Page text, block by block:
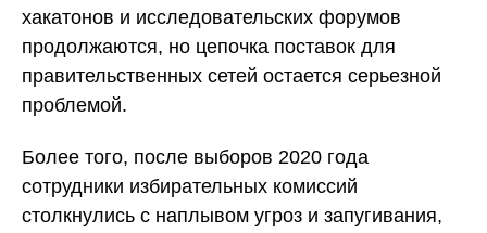
хакатонов и исследовательских форумов
продолжаются, но цепочка поставок для
правительственных сетей остается серьезной
проблемой.
Более того, после выборов 2020 года
сотрудники избирательных комиссий
столкнулись с наплывом угроз и запугивания,